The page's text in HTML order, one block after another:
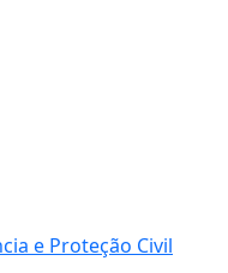
e Proteção Civil